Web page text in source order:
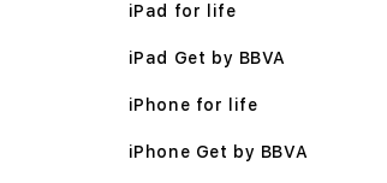
iPad for life
iPad Get by BBVA
iPhone for life
iPhone Get by BBVA